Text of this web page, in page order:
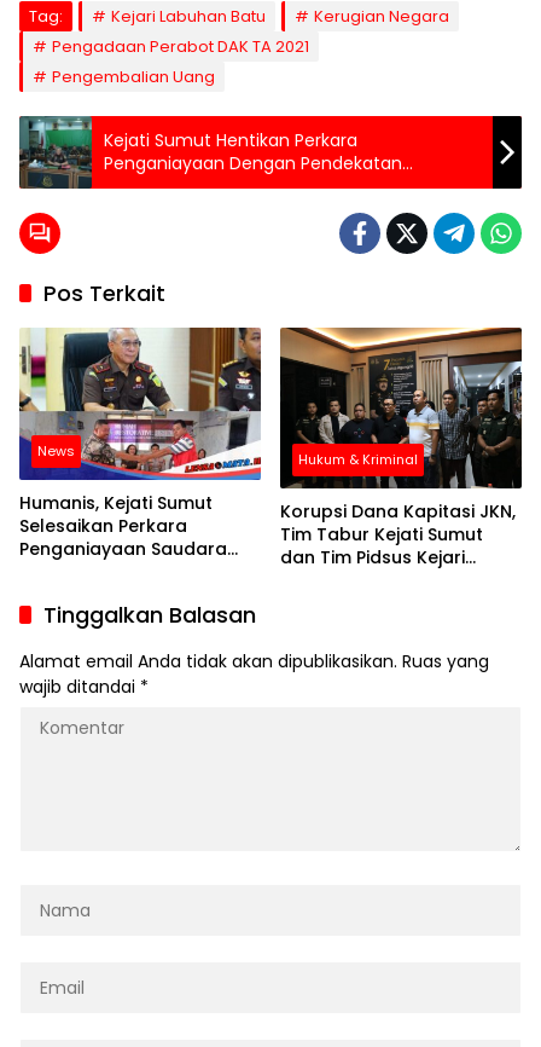
Tag: Kejari Labuhan Batu
Kerugian Negara
Pengadaan Perabot DAK TA 2021
Pengembalian Uang
Kejati Sumut Hentikan Perkara
Penganiayaan Dengan Pendekatan
Restoratif Justice
Pos Terkait
News
Humanis, Kejati Sumut
Selesaikan Perkara
Penganiayaan Saudara
Hukum & Kriminal
Korupsi Dana Kapitasi JKN,
Tim Tabur Kejati Sumut
dan Tim Pidsus Kejari
Tinggalkan Balasan
Alamat email Anda tidak akan dipublikasikan. Ruas yang
wajib ditandai *